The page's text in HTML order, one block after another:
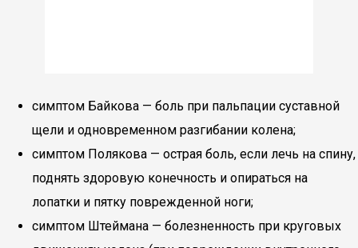
симптом Байкова — боль при пальпации суставной
щели и одновременном разгибании колена;
симптом Полякова — острая боль, если лечь на спину,
поднять здоровую конечность и опираться на
лопатки и пятку поврежденной ноги;
симптом Штеймана — болезненность при круговых